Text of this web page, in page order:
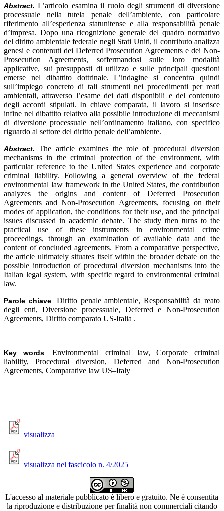
Abstract.L’articolo esamina il ruolo degli strumenti di diversione
processuale nella tutela penale dell’ambiente, con particolare
riferimento all’esperienza statunitense e alla responsabilità penale
d’impresa. Dopo una ricognizione generale del quadro normativo
del diritto ambientale federale negli Stati Uniti, il contributo analizza
genesi e contenuti dei Deferred Prosecution Agreements e dei Non-
Prosecution Agreements, soffermandosi sulle loro modalità
applicative, sui presupposti di utilizzo e sulle principali questioni
emerse nel dibattito dottrinale. L’indagine si concentra quindi
sull’impiego concreto di tali strumenti nei procedimenti per reati
ambientali, attraverso l’esame dei dati disponibili e del contenuto
degli accordi stipulati. In chiave comparata, il lavoro si inserisce
infine nel dibattito relativo alla possibile introduzione di meccanismi
di diversione processuale nell’ordinamento italiano, con specifico
riguardo al settore del diritto penale dell’ambiente.
Abstract.The article examines the role of procedural diversion
mechanisms in the criminal protection of the environment, with
particular reference to the United States experience and corporate
criminal liability. Following a general overview of the federal
environmental law framework in the United States, the contribution
analyzes the origins and content of Deferred Prosecution
Agreements and Non-Prosecution Agreements, focusing on their
modes of application, the conditions for their use, and the principal
issues discussed in academic debate. The study then turns to the
practical use of these instruments in environmental crime
proceedings, through an examination of available data and the
content of concluded agreements. From a comparative perspective,
the article ultimately situates itself within the broader debate on the
possible introduction of procedural diversion mechanisms into the
Italian legal system, with specific regard to environmental criminal
law.
Parole chiave: Diritto penale ambientale, Responsabilità da reato
degli enti, Diversione processuale, Deferred e Non-Prosecution
Agreements, Diritto comparato US-Italia .
Key words:Environmental criminal law, Corporate criminal
liability, Procedural diversion, Deferred and Non-Prosecution
Agreements, Comparative law US–Italy
visualizza
visualizza nel fascicolo n. 4/2025
L'accesso al materiale pubblicato è libero e gratuito. Ne è consentita
la riproduzione e distribuzione per finalità non commerciali citando